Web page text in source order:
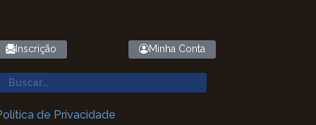
Inscrição Minha Conta
de Privacidade